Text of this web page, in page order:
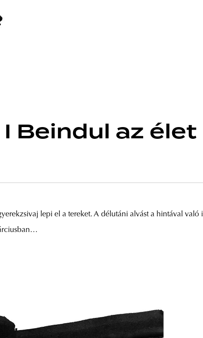
Beindul az élet
lepi el a tereket. A délutáni alvást a hintával való